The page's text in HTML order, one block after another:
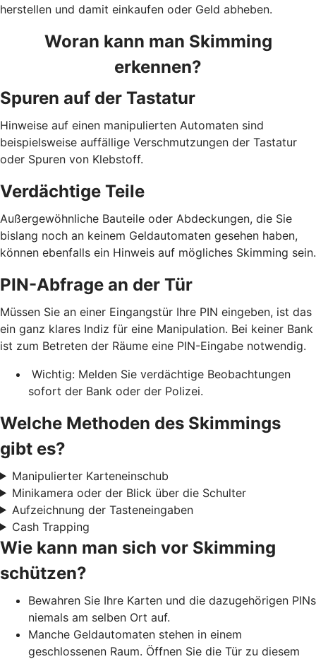
herstellen und damit einkaufen oder Geld abheben.
Woran kann man Skimming
erkennen?
Spuren auf der Tastatur
Hinweise auf einen manipulierten Automaten sind
beispielsweise auffällige Verschmutzungen der Tastatur
oder Spuren von Klebstoff.
Verdächtige Teile
Außergewöhnliche Bauteile oder Abdeckungen, die Sie
bislang noch an keinem Geldautomaten gesehen haben,
können ebenfalls ein Hinweis auf mögliches Skimming sein.
PIN-Abfrage an der Tür
Müssen Sie an einer Eingangstür Ihre PIN eingeben, ist das
ein ganz klares Indiz für eine Manipulation. Bei keiner Bank
ist zum Betreten der Räume eine PIN-Eingabe notwendig.
Wichtig: Melden Sie verdächtige Beobachtungen
sofort der Bank oder der Polizei.
Welche Methoden des Skimmings
gibt es?
Manipulierter Karteneinschub
Minikamera oder der Blick über die Schulter
Aufzeichnung der Tasteneingaben
Cash Trapping
Wie kann man sich vor Skimming
schützen?
Bewahren Sie Ihre Karten und die dazugehörigen PINs
niemals am selben Ort auf.
Manche Geldautomaten stehen in einem
geschlossenen Raum. Öffnen Sie die Tür zu diesem